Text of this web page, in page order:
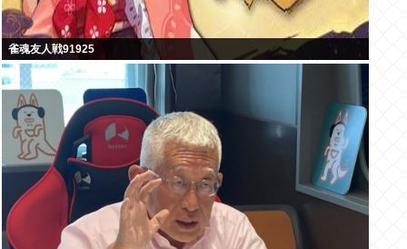
雀魂友人戦91925